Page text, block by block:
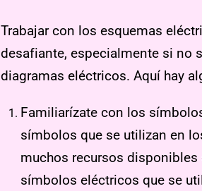
Trabajar con los esquemas
desafiante, especialmente si no
diagramas eléctricos. Aquí hay
Familiarízate con los
símbolos que se utilizan en
muchos recursos
símbolos eléctricos que se